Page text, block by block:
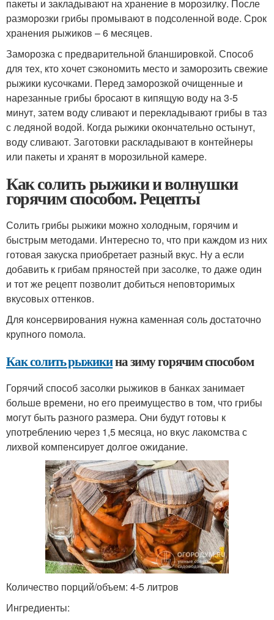
пакеты и закладывают на хранение в морозилку. После
разморозки грибы промывают в подсоленной воде. Срок
хранения рыжиков – 6 месяцев.
Заморозка с предварительной бланшировкой. Способ
для тех, кто хочет сэкономить место и заморозить свежие
рыжики кусочками. Перед заморозкой очищенные и
нарезанные грибы бросают в кипящую воду на 3-5
минут, затем воду сливают и перекладывают грибы в таз
с ледяной водой. Когда рыжики окончательно остынут,
воду сливают. Заготовки раскладывают в контейнеры
или пакеты и хранят в морозильной камере.
Как солить рыжики и волнушки
горячим способом. Рецепты
Солить грибы рыжики можно холодным, горячим и
быстрым методами. Интересно то, что при каждом из них
готовая закуска приобретает разный вкус. Ну а если
добавить к грибам пряностей при засолке, то даже один
и тот же рецепт позволит добиться неповторимых
вкусовых оттенков.
Для консервирования нужна каменная соль достаточно
крупного помола.
Как солить рыжикина зиму горячим способом
Горячий способ засолки рыжиков в банках занимает
больше времени, но его преимущество в том, что грибы
могут быть разного размера. Они будут готовы к
употреблению через 1,5 месяца, но вкус лакомства с
лихвой компенсирует долгое ожидание.
Количество порций/объем: 4-5 литров
Ингредиенты: